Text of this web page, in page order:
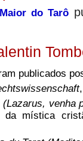
do Tarô
publicados
(Lazarus, venha
da mística